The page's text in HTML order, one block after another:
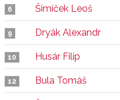
6 Šimíček Leoš
9 Dryák Alexandr
10 Husár Filip
12 Bula Tomáš